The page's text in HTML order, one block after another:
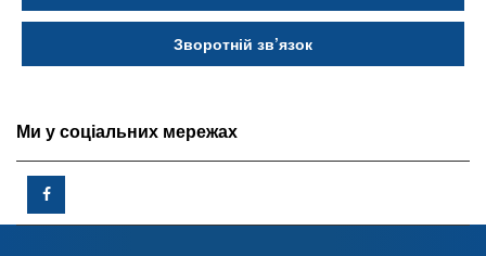
Зворотній зв’язок
Ми у соціальних мережах